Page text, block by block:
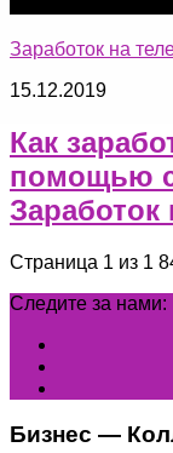
Заработок на
15.12.2019
Как
помощью
Страница 1 из 1
Следите за нами:
Бизнес —